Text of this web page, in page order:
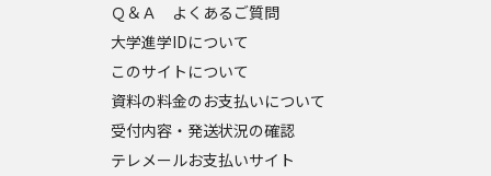
Ｑ＆Ａ よくあるご質問
大学進学IDについて
このサイトについて
資料の料金のお支払いについて
受付内容・発送状況の確認
テレメールお支払いサイト